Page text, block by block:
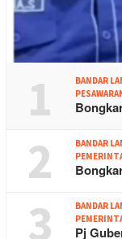
1 BANDAR
2 BANDAR
3 BANDAR
Pj